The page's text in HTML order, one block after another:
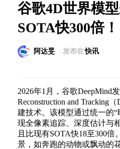
谷歌4D世界模
SOTA快300倍！
阿达旻 发布在快讯
2026年1月，谷歌DeepMind
Reconstruction and Tracking
建技术。该模型通过统一的
现全像素追踪、深度估计与
且比现有SOTA快18至300
景，如奔跑的动物或飘动的